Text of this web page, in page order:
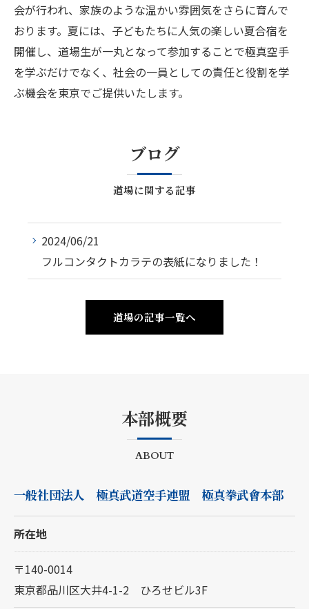
会が行われ、家族のような温かい雰囲気をさらに育んで
おります。夏には、子どもたちに人気の楽しい夏合宿を
開催し、道場生が一丸となって参加することで極真空手
を学ぶだけでなく、社会の一員としての責任と役割を学
ぶ機会を東京でご提供いたします。
ブログ
道場に関する記事
2024/06/21
フルコンタクトカラテの表紙になりました！
道場の記事一覧へ
本部概要
ABOUT
一般社団法人 極真武道空手連盟 極真拳武會本部
所在地
〒140-0014
東京都品川区大井4-1-2 ひろせビル3F